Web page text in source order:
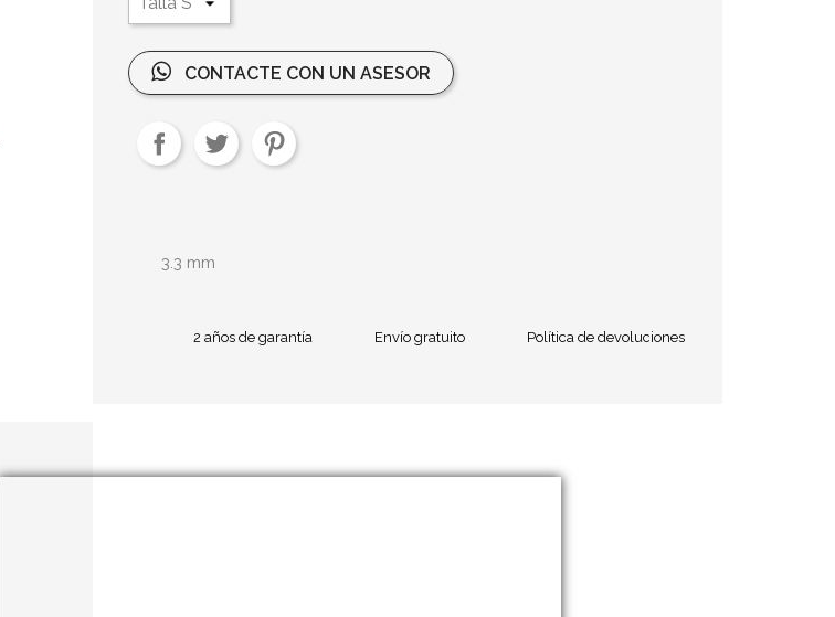
CONTACTE CON UN ASESOR
3.3 mm
2 años de garantía Envío gratuito Política de devoluciones